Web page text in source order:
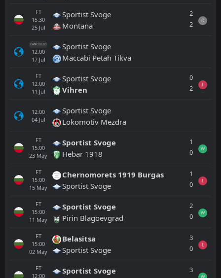
FT
15:30
25 Jul
Sportist Svoge
Montana
2
2
D
CANCELLED
12:00
17 Jul
Sportist Svoge
Maccabi Petah Tikva
FT
12:00
11 Jul
Sportist Svoge
Vihren
0
2
L
12:00
04 Jul
Sportist Svoge
Lokomotiv Mezdra
FT
15:00
23 May
Sportist Svoge
Hebar 1918
1
0
W
FT
15:00
15 May
Chernomorets 1919 Burgas
Sportist Svoge
1
0
L
FT
15:00
11 May
Sportist Svoge
Pirin Blagoevgrad
2
0
W
FT
15:00
02 May
Belasitsa
Sportist Svoge
3
0
L
FT
12:00
Sportist Svoge
3